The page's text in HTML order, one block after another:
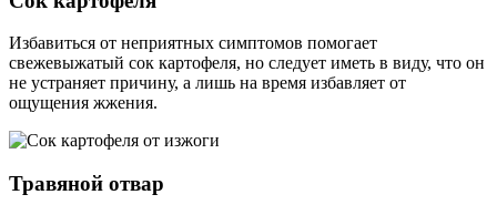
Избавиться от неприятных симптомов помогает
свежевыжатый сок картофеля, но следует иметь в виду, что он
не устраняет причину, а лишь на время избавляет от
ощущения жжения.
Травяной отвар